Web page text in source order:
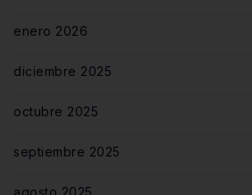
enero 2026
diciembre 2025
octubre 2025
septiembre 2025